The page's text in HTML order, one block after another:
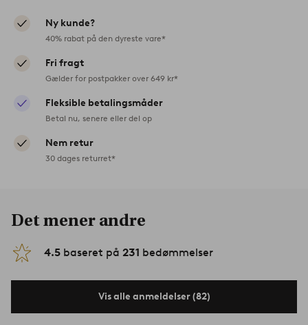
Ny kunde?
40% rabat på den dyreste vare*
Fri fragt
Gælder for postpakker over 649 kr*
Fleksible betalingsmåder
Betal nu, senere eller del op
Nem retur
30 dages returret*
Det mener andre
4.5 baseret på 231 bedømmelser
Vis alle anmeldelser (82)